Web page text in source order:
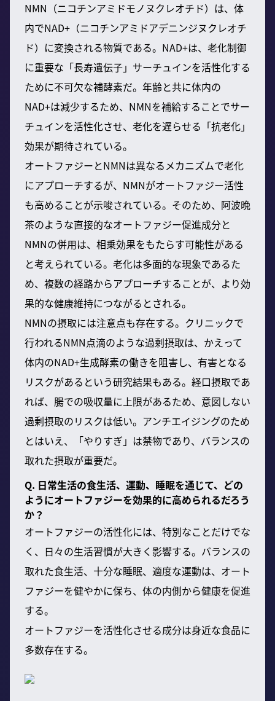
NMN（ニコチンアミドモノヌクレオチド）は、体
内でNAD+（ニコチンアミドアデニンジヌクレオチ
ド）に変換される物質である。NAD+は、老化制御
に重要な「長寿遺伝子」サーチュインを活性化する
ために不可欠な補酵素だ。年齢と共に体内の
NAD+は減少するため、NMNを補給することでサー
チュインを活性化させ、老化を遅らせる「抗老化」
効果が期待されている。
オートファジーとNMNは異なるメカニズムで老化
にアプローチするが、NMNがオートファジー活性
も高めることが示唆されている。そのため、阿波晩
茶のような直接的なオートファジー促進成分と
NMNの併用は、相乗効果をもたらす可能性がある
と考えられている。老化は多面的な現象であるた
め、複数の経路からアプローチすることが、より効
果的な健康維持につながるとされる。
NMNの摂取には注意点も存在する。クリニックで
行われるNMN点滴のような過剰摂取は、かえって
体内のNAD+生成酵素の働きを阻害し、有害となる
リスクがあるという研究結果もある。経口摂取であ
れば、腸での吸収量に上限があるため、意図しない
過剰摂取のリスクは低い。アンチエイジングのため
とはいえ、「やりすぎ」は禁物であり、バランスの
取れた摂取が重要だ。
Q. 日常生活の食生活、運動、睡眠を通じて、どの
ようにオートファジーを効果的に高められるだろう
か？
オートファジーの活性化には、特別なことだけでな
く、日々の生活習慣が大きく影響する。バランスの
取れた食生活、十分な睡眠、適度な運動は、オート
ファジーを健やかに保ち、体の内側から健康を促進
する。
オートファジーを活性化させる成分は身近な食品に
多数存在する。